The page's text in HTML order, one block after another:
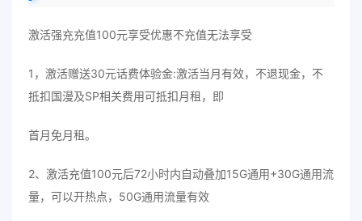
激活强充充值100元享受优惠不充值无法享受
1，激活赠送30元话费体验金:激活当月有效，不退现金，不
抵扣国漫及SP相关费用可抵扣月租，即
首月免月租。
2、激活充值100元后72小时内自动叠加15G通用+30G通用流
量，可以开热点，50G通用流量有效